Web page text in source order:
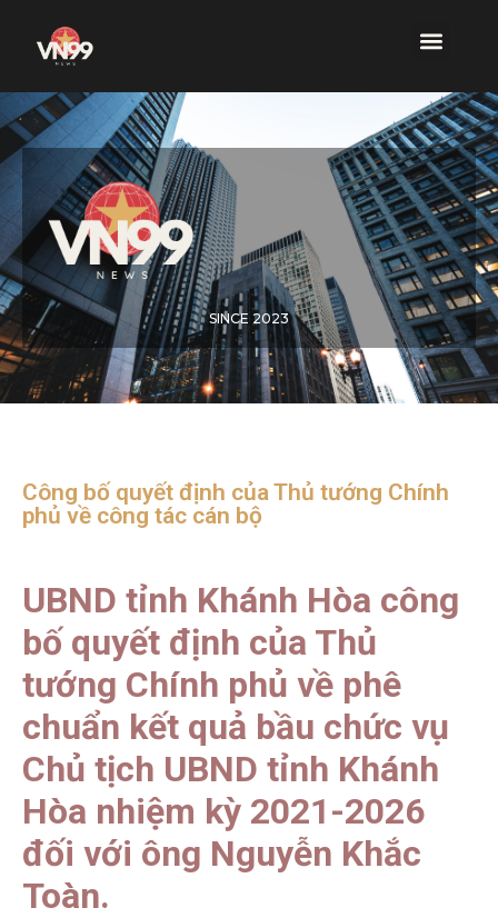
SINCE 2023
Công bố quyết định của Thủ tướng Chính
phủ về công tác cán bộ
UBND tỉnh Khánh Hòa công
bố quyết định của Thủ
tướng Chính phủ về phê
chuẩn kết quả bầu chức vụ
Chủ tịch UBND tỉnh Khánh
Hòa nhiệm kỳ 2021-2026
đối với ông Nguyễn Khắc
Toàn.